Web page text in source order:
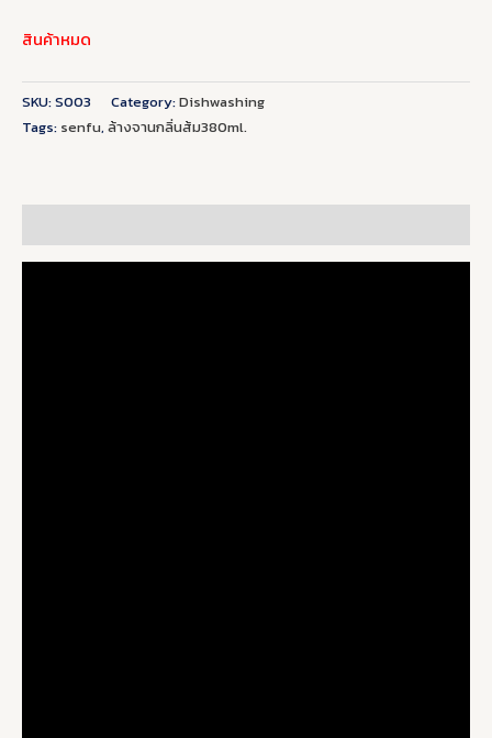
สินค้าหมด
SKU:S003 Category:Dishwashing
Tags: senfu, ล้างจานกลิ่นส้ม380ml.